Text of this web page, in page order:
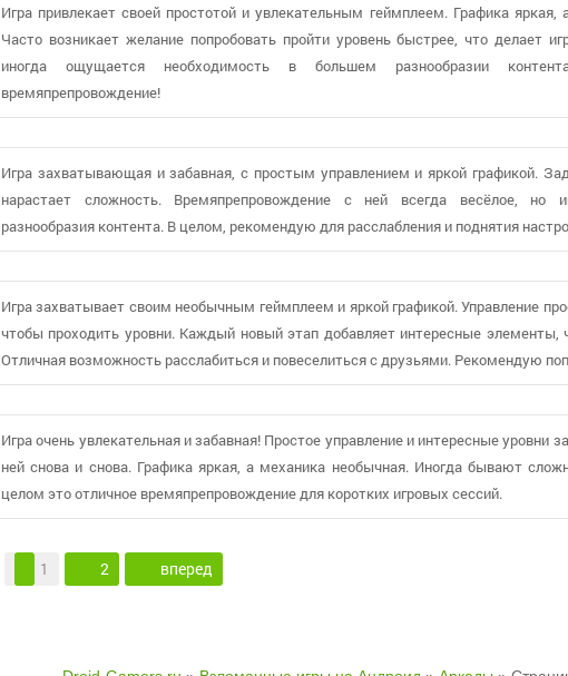
Игра привлекает своей простотой и увлекательным геймплеем. Графика яркая,
Часто возникает желание попробовать пройти уровень быстрее, что делает
иногда ощущается необходимость в большем разнообразии
времяпрепровождение!
Игра захватывающая и забавная, с простым управлением и яркой графикой.
нарастает сложность. Времяпрепровождение с ней всегда весёлое, но
разнообразия контента. В целом, рекомендую для расслабления и поднятия
Игра захватывает своим необычным геймплеем и яркой графикой. Управление
чтобы проходить уровни. Каждый новый этап добавляет интересные элементы,
Отличная возможность расслабиться и повеселиться с друзьями. Рекомендую
Игра очень увлекательная и забавная! Простое управление и интересные уровни
ней снова и снова. Графика яркая, а механика необычная. Иногда бывают
целом это отличное времяпрепровождение для коротких игровых сессий.
1 2 вперед